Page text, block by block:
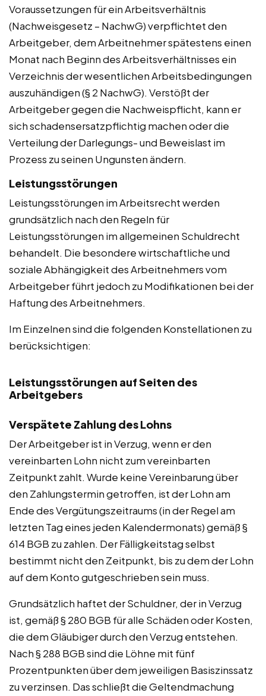
Voraussetzungen für ein Arbeitsverhältnis
(Nachweisgesetz – NachwG) verpflichtet den
Arbeitgeber, dem Arbeitnehmer spätestens einen
Monat nach Beginn des Arbeitsverhältnisses ein
Verzeichnis der wesentlichen Arbeitsbedingungen
auszuhändigen (§ 2 NachwG). Verstößt der
Arbeitgeber gegen die Nachweispflicht, kann er
sich schadensersatzpflichtig machen oder die
Verteilung der Darlegungs- und Beweislast im
Prozess zu seinen Ungunsten ändern.
Leistungsstörungen
Leistungsstörungen im Arbeitsrecht werden
grundsätzlich nach den Regeln für
Leistungsstörungen im allgemeinen Schuldrecht
behandelt. Die besondere wirtschaftliche und
soziale Abhängigkeit des Arbeitnehmers vom
Arbeitgeber führt jedoch zu Modifikationen bei der
Haftung des Arbeitnehmers.
Im Einzelnen sind die folgenden Konstellationen zu
berücksichtigen:
Leistungsstörungen auf Seiten des
Arbeitgebers
Verspätete Zahlung des Lohns
Der Arbeitgeber ist in Verzug, wenn er den
vereinbarten Lohn nicht zum vereinbarten
Zeitpunkt zahlt. Wurde keine Vereinbarung über
den Zahlungstermin getroffen, ist der Lohn am
Ende des Vergütungszeitraums (in der Regel am
letzten Tag eines jeden Kalendermonats) gemäß §
614 BGB zu zahlen. Der Fälligkeitstag selbst
bestimmt nicht den Zeitpunkt, bis zu dem der Lohn
auf dem Konto gutgeschrieben sein muss.
Grundsätzlich haftet der Schuldner, der in Verzug
ist, gemäß § 280 BGB für alle Schäden oder Kosten,
die dem Gläubiger durch den Verzug entstehen.
Nach § 288 BGB sind die Löhne mit fünf
Prozentpunkten über dem jeweiligen Basiszinssatz
zu verzinsen. Das schließt die Geltendmachung